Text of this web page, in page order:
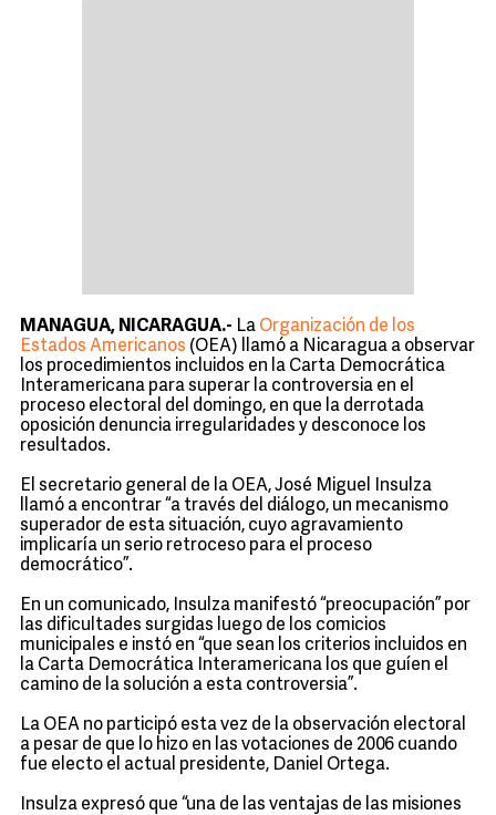
MANAGUA, NICARAGUA.- La Organización de los
Estados Americanos (OEA) llamó a Nicaragua a observar
los procedimientos incluidos en la Carta Democrática
Interamericana para superar la controversia en el
proceso electoral del domingo, en que la derrotada
oposición denuncia irregularidades y desconoce los
resultados.
El secretario general de la OEA, José Miguel Insulza
llamó a encontrar “a través del diálogo, un mecanismo
superador de esta situación, cuyo agravamiento
implicaría un serio retroceso para el proceso
democrático”.
En un comunicado, Insulza manifestó “preocupación” por
las dificultades surgidas luego de los comicios
municipales e instó en “que sean los criterios incluidos en
la Carta Democrática Interamericana los que guíen el
camino de la solución a esta controversia”.
La OEA no participó esta vez de la observación electoral
a pesar de que lo hizo en las votaciones de 2006 cuando
fue electo el actual presidente, Daniel Ortega.
Insulza expresó que “una de las ventajas de las misiones